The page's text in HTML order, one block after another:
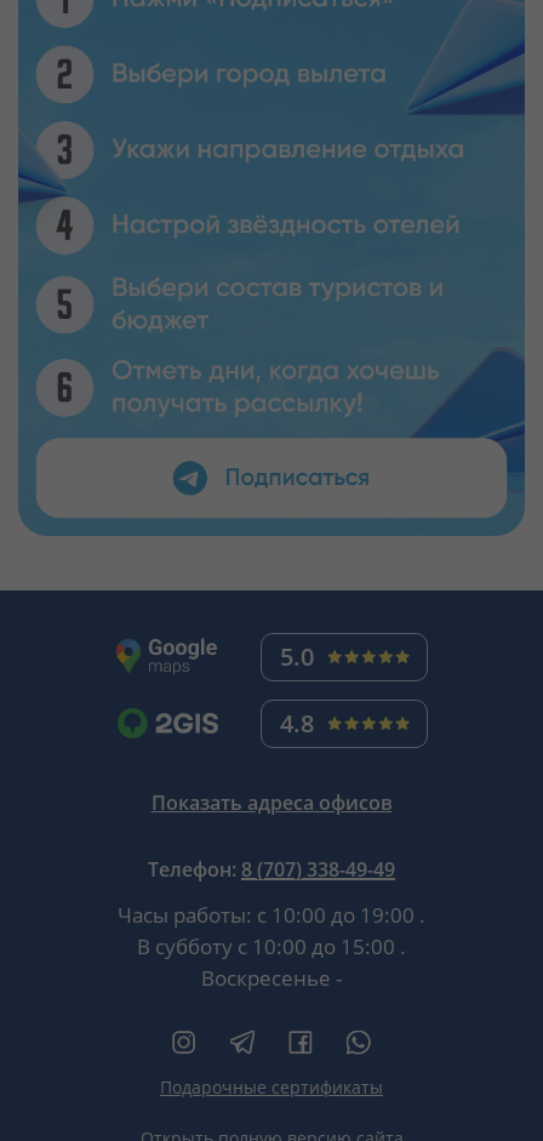
5.0
4.8
Показать адреса офисов
Телефон: 8 (707) 338-49-49
Часы работы: с 10:00 до 19:00 .
В субботу с 10:00 до 15:00 .
Воскресенье -
Подарочные сертификаты